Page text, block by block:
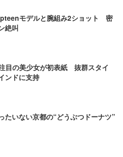
モデルと腕組み2ショット 密
絶叫
目の美少女が初表紙 抜群スタイ
ンドに支持
たいない京都の“どうぶつドーナツ”